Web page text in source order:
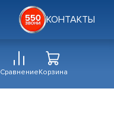
КОНТАКТЫ
СравнениеКорзина